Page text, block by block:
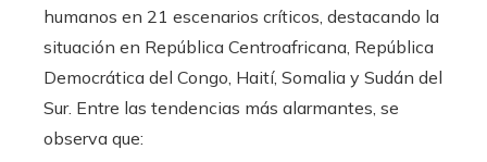
humanos en 21 escenarios críticos, destacando la
situación en República Centroafricana, República
Democrática del Congo, Haití, Somalia y Sudán del
Sur. Entre las tendencias más alarmantes, se
observa que: